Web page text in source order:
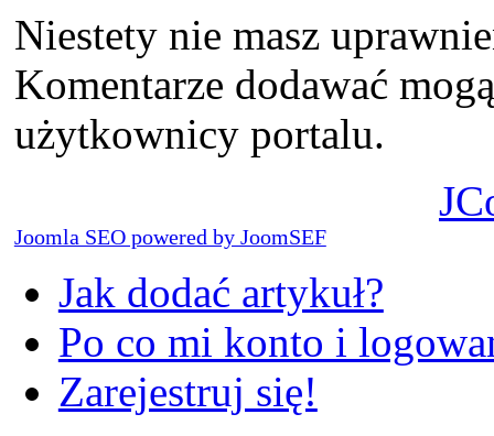
Niestety nie masz
Komentarze dodawać
użytkownicy portalu.
Joomla SEO powered by JoomSEF
Jak dodać artykuł?
Po co mi konto i
Zarejestruj się!